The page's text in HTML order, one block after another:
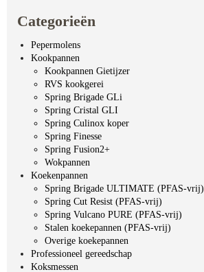
Categorieën
Pepermolens
Kookpannen
Kookpannen Gietijzer
RVS kookgerei
Spring Brigade GLi
Spring Cristal GLI
Spring Culinox koper
Spring Finesse
Spring Fusion2+
Wokpannen
Koekenpannen
Spring Brigade ULTIMATE (PFAS-vrij)
Spring Cut Resist (PFAS-vrij)
Spring Vulcano PURE (PFAS-vrij)
Stalen koekepannen (PFAS-vrij)
Overige koekepannen
Professioneel gereedschap
Koksmessen